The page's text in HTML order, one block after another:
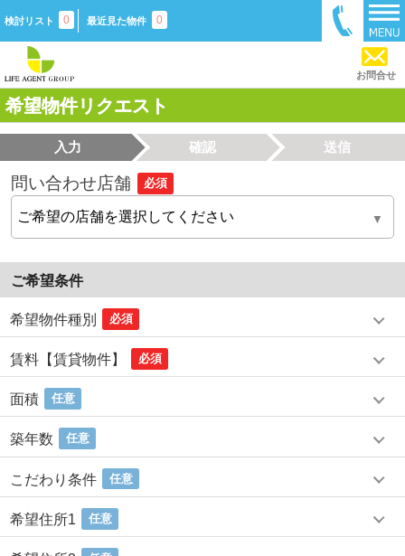
検討リスト 0 最近見た物件 0
お問合せ
希望物件リクエスト
入力 確認 送信
問い合わせ店舗 必須
ご希望条件
希望物件種別 必須
賃料【賃貸物件】 必須
面積 任意
築年数 任意
こだわり条件 任意
希望住所1 任意